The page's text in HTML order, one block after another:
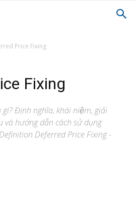
Price Fixing
Fixing
Định nghĩa, khái niệm, giải
và hướng dẫn cách sử dụng
Deferred Price Fixing -